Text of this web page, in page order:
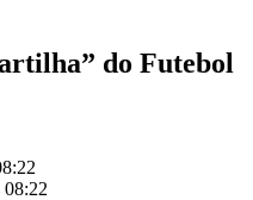
do Futebol